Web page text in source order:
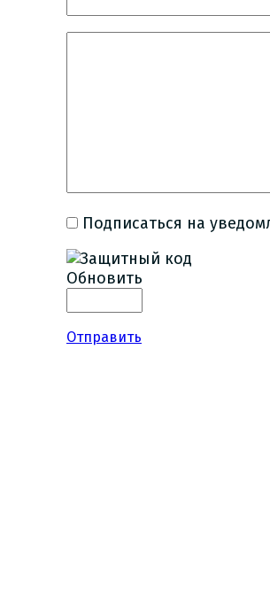
Подписаться на
Обновить
Отправить